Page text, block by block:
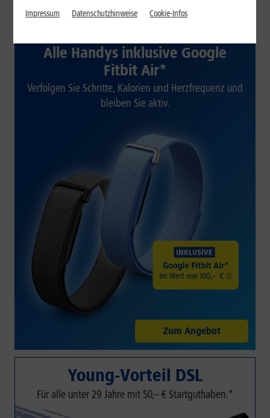
Alle Handys inklusive Google
Fitbit Air*
Verfolgen Sie Schritte, Kalorien und Herzfrequenz und
bleiben Sie aktiv.
Zum Angebot
Young-Vorteil DSL
Für alle unter 29 Jahre mit 50,– € Startguthaben.*
Impressum Datenschutzhinweise Cookie-Infos